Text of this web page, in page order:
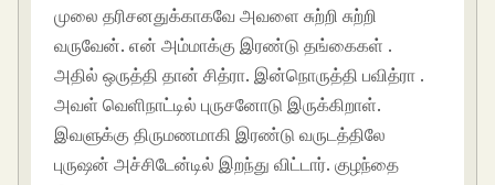
முலை தரிசனதுக்காகவே அவளை சுற்றி சுற்றி
வருவேன். என் அம்மாக்கு இரண்டு தங்கைகள் .
அதில் ஒருத்தி தான் சித்ரா. இன்நொருத்தி பவித்ரா .
அவள் வெளிநாட்டில் புருசனோடு இருக்கிறாள்.
இவளுக்கு திருமணமாகி இரண்டு வருடத்திலே
புருஷன் அச்சிடேன்டில் இறந்து விட்டார். குழந்தை